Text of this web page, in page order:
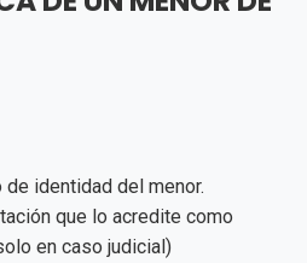
identidad del menor.
que lo acredite como
en caso judicial)